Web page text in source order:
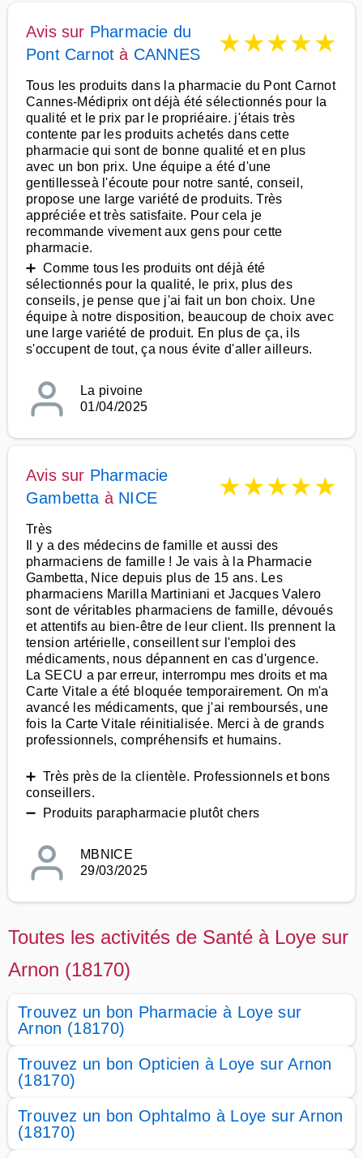
Avis sur Pharmacie du
Pont Carnot à CANNES ★★★★★
Tous les produits dans la pharmacie du Pont Carnot
Cannes-Médiprix ont déjà été sélectionnés pour la
qualité et le prix par le propriéaire. j'étais très
contente par les produits achetés dans cette
pharmacie qui sont de bonne qualité et en plus
avec un bon prix. Une équipe a été d'une
gentillesseà l'écoute pour notre santé, conseil,
propose une large variété de produits. Très
appréciée et très satisfaite. Pour cela je
recommande vivement aux gens pour cette
pharmacie.
➕ Comme tous les produits ont déjà été
sélectionnés pour la qualité, le prix, plus des
conseils, je pense que j'ai fait un bon choix. Une
équipe à notre disposition, beaucoup de choix avec
une large variété de produit. En plus de ça, ils
s'occupent de tout, ça nous évite d'aller ailleurs.
La pivoine
01/04/2025
Avis sur Pharmacie
Gambetta à NICE ★★★★★
Très
Il y a des médecins de famille et aussi des
pharmaciens de famille ! Je vais à la Pharmacie
Gambetta, Nice depuis plus de 15 ans. Les
pharmaciens Marilla Martiniani et Jacques Valero
sont de véritables pharmaciens de famille, dévoués
et attentifs au bien-être de leur client. Ils prennent la
tension artérielle, conseillent sur l'emploi des
médicaments, nous dépannent en cas d'urgence.
La SECU a par erreur, interrompu mes droits et ma
Carte Vitale a été bloquée temporairement. On m'a
avancé les médicaments, que j'ai remboursés, une
fois la Carte Vitale réinitialisée. Merci à de grands
professionnels, compréhensifs et humains.
➕ Très près de la clientèle. Professionnels et bons
conseillers.
➖ Produits parapharmacie plutôt chers
MBNICE
29/03/2025
Toutes les activités de Santé à Loye sur
Arnon (18170)
Trouvez un bon Pharmacie à Loye sur
Arnon (18170)
Trouvez un bon Opticien à Loye sur Arnon
(18170)
Trouvez un bon Ophtalmo à Loye sur Arnon
(18170)